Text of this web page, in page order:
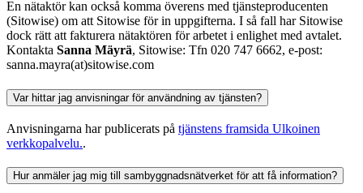
En nätaktör kan också komma överens med tjänsteproducenten
(Sitowise) om att Sitowise för in uppgifterna. I så fall har Sitowise
dock rätt att fakturera nätaktören för arbetet i enlighet med avtalet.
Kontakta Sanna Mäyrä, Sitowise: Tfn 020 747 6662, e-post:
sanna.mayra(at)sitowise.com
Var hittar jag anvisningar för användning av tjänsten?
Anvisningarna har publicerats på tjänstens framsida Ulkoinen
verkkopalvelu..
Hur anmäler jag mig till sambyggnadsnätverket för att få information?